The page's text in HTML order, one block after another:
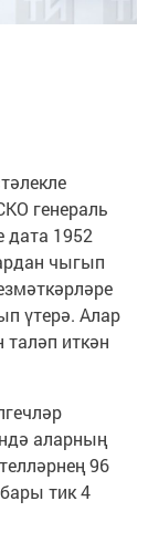
генераль
дата 1952
чыгып
үтерә. Алар
таләп иткән
аларның
96
тик 4